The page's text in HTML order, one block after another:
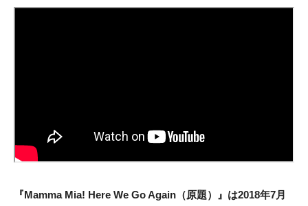
『Mamma Mia! Here We Go Again（原題）』は2018年7月